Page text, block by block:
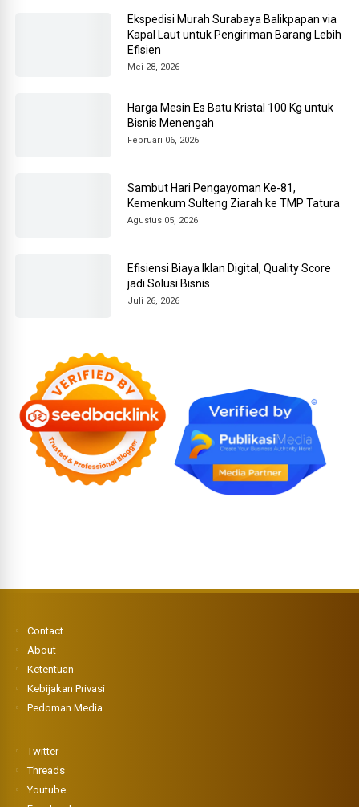
Ekspedisi Murah Surabaya Balikpapan via
Kapal Laut untuk Pengiriman Barang Lebih
Efisien
Mei 28, 2026
Harga Mesin Es Batu Kristal 100 Kg untuk
Bisnis Menengah
Februari 06, 2026
Sambut Hari Pengayoman Ke-81,
Kemenkum Sulteng Ziarah ke TMP Tatura
Agustus 05, 2026
Efisiensi Biaya Iklan Digital, Quality Score
jadi Solusi Bisnis
Juli 26, 2026
Contact
About
Ketentuan
Kebijakan Privasi
Pedoman Media
Twitter
Threads
Youtube